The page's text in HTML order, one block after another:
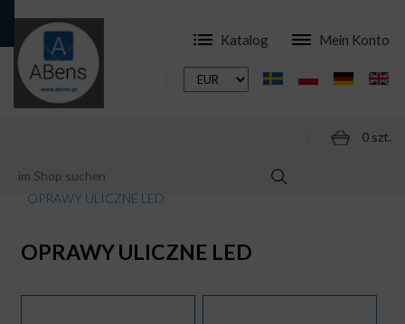
Katalog Mein Konto
0 szt.
ONLINESHOP
OPRAWY ULICZNE LED
OPRAWY ULICZNE LED